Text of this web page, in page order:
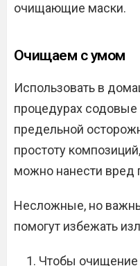
очищающие маски.
Очищаем с умом
Использовать в
процедурах
предельной
простоту
можно нанести вред
Несложные, но
помогут избежать
Чтобы очищение